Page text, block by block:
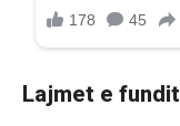
Lajmet e fundit